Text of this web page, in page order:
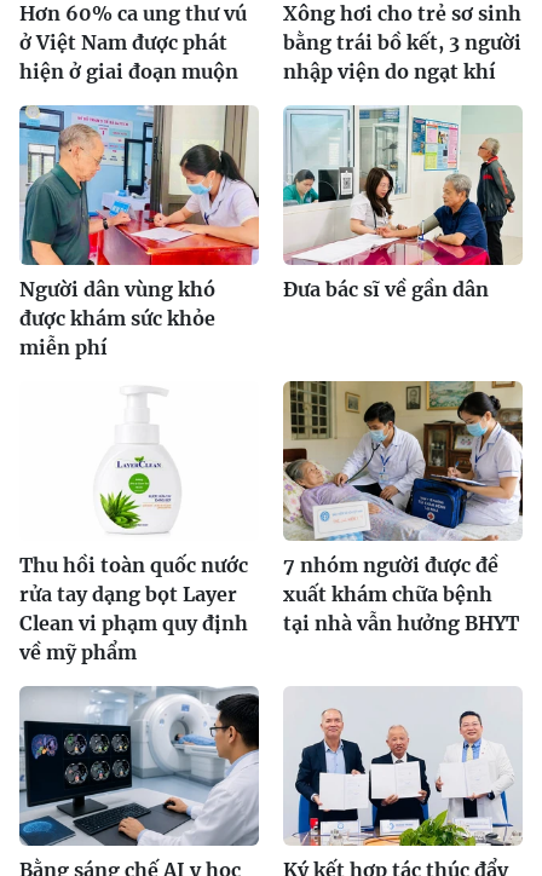
Hơn 60% ca ung thư vú
ở Việt Nam được phát
hiện ở giai đoạn muộn
Xông hơi cho trẻ sơ sinh
bằng trái bồ kết, 3 người
nhập viện do ngạt khí
Người dân vùng khó
được khám sức khỏe
miễn phí
Đưa bác sĩ về gần dân
Thu hồi toàn quốc nước
rửa tay dạng bọt Layer
Clean vi phạm quy định
về mỹ phẩm
7 nhóm người được đề
xuất khám chữa bệnh
tại nhà vẫn hưởng BHYT
Bằng sáng chế AI y học
Ký kết hợp tác thúc đẩy